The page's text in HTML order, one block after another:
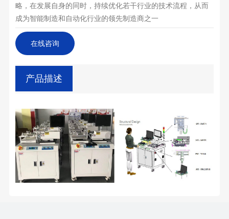
略，在发展自身的同时，持续优化若干行业的技术流程，从而
成为智能制造和自动化行业的领先制造商之一
在线咨询
产品描述